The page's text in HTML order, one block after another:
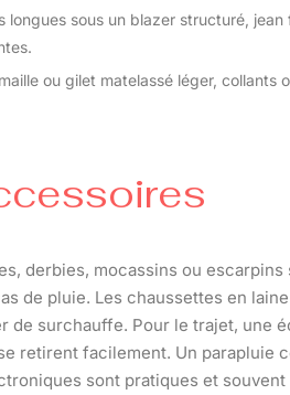
longues sous un blazer structuré,
ou gilet matelassé léger, collants
derbies, mocassins ou escarpins
de pluie. Les chaussettes en
de surchauffe. Pour le trajet, une
retirent facilement. Un parapluie
sont pratiques et souvent